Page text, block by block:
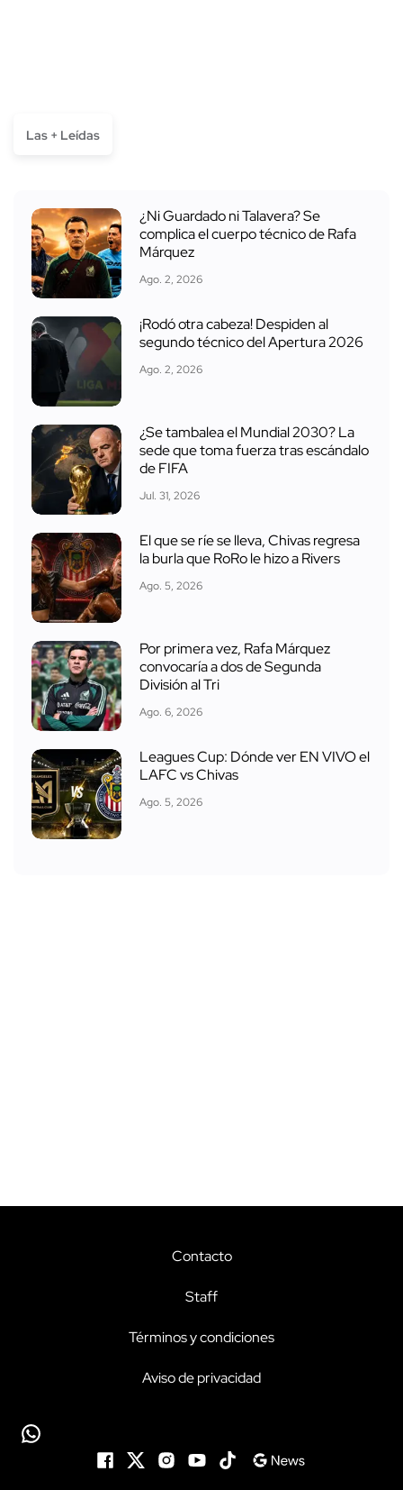
Las + Leídas
¿Ni Guardado ni Talavera? Se
complica el cuerpo técnico de Rafa
Márquez
Ago. 2, 2026
¡Rodó otra cabeza! Despiden al
segundo técnico del Apertura 2026
Ago. 2, 2026
¿Se tambalea el Mundial 2030? La
sede que toma fuerza tras escándalo
de FIFA
Jul. 31, 2026
El que se ríe se lleva, Chivas regresa
la burla que RoRo le hizo a Rivers
Ago. 5, 2026
Por primera vez, Rafa Márquez
convocaría a dos de Segunda
División al Tri
Ago. 6, 2026
Leagues Cup: Dónde ver EN VIVO el
LAFC vs Chivas
Ago. 5, 2026
Contacto
Staff
Términos y condiciones
Aviso de privacidad